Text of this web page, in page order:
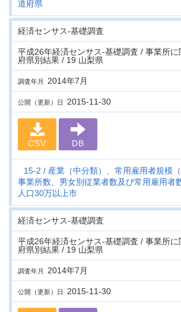
道府県
経済センサス‐基礎調査
平成26年経済センサス‐基礎調査 / 事業所
府県別結果 / 19 山梨県
調査年月 2014年7月
公開（更新）日 2015-11-30
CSV DB
15-2
産業（中分類）、常用雇用者規模
事業所数、男女別従業者数及び常用雇用者
人口30万以上市
経済センサス‐基礎調査
平成26年経済センサス‐基礎調査 / 事業所
府県別結果 / 19 山梨県
調査年月 2014年7月
公開（更新）日 2015-11-30